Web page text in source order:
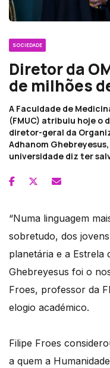
SOCIEDADE
Diretor da
de milhões
A Faculdade de
(FMUC) atribuiu hoje o
diretor-geral da
Adhanom
universidade diz ter
“Numa linguagem
sobretudo, dos
planetária e a Estrela
Ghebreyesus foi o
Froes, professor da
elogio académico.
Filipe Froes
a quem a